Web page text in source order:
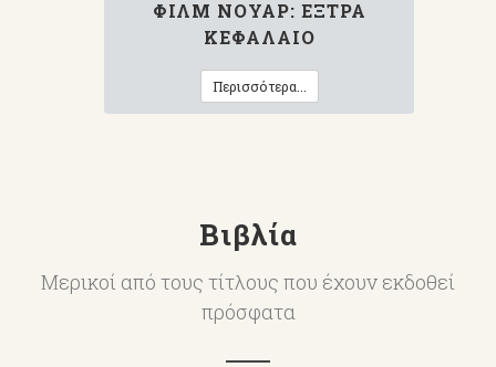
ΦΙΛΜ ΝΟΥΆΡ: ΈΞΤΡΑ
ΚΕΦΆΛΑΙΟ
Περισσότερα...
Βιβλία
Μερικοί από τους τίτλους που έχουν εκδοθεί
πρόσφατα